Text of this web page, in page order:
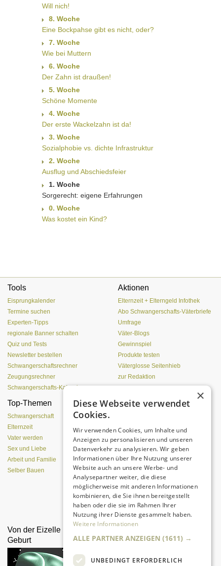
Will nich!
8. Woche
Eine Bockpahse gibt es nicht, oder?
7. Woche
Wie bei Muttern
6. Woche
Der Zahn ist draußen!
5. Woche
Schöne Momente
4. Woche
Der erste Wackelzahn ist da!
3. Woche
Sozialphobie vs. dichte Infrastruktur
2. Woche
Ausflug und Abschiedsfeier
1. Woche
Sorgerecht: eigene Erfahrungen
0. Woche
Was kostet ein Kind?
Tools
Eisprungkalender
Termine suchen
Experten-Tipps
regionale Banner schalten
Quiz und Tests
Newsletter bestellen
Schwangerschaftsrechner
Zeugungsrechner
Schwangerschafts-Kalender
Aktionen
Elternzeit + Elterngeld Infothek
Abo Schwangerschafts-Väterbriefe
Umfrage
Väter-Blogs
Gewinnspiel
Produkte testen
Väterglosse Seitenhieb
zur Redaktion
Top-Themen
Schwangerschaft
Elternzeit
Vater werden
Sex und Liebe
Arbeit und Familie
Selber Bauen
Einen Lehmofen
Da sind Kinder mit Begeisterung
dabei.
Von der Eizelle bis zur
Geburt
×
Diese Webseite verwendet
Cookies.
Wir verwenden Cookies, um Inhalte und
Anzeigen zu personalisieren und unseren
Datenverkehr zu analysieren. Wir geben
Informationen über Ihre Nutzung unserer
Website auch an unsere Werbe- und
Analysepartner weiter, die diese
möglicherweise mit anderen Informationen
kombinieren, die Sie ihnen bereitgestellt
haben oder die sie im Rahmen Ihrer
Nutzung ihrer Dienste gesammelt haben.
Weitere Informationen
ALLE PARTNER ANZEIGEN (1611) →
UNBEDINGT ERFORDERLICH